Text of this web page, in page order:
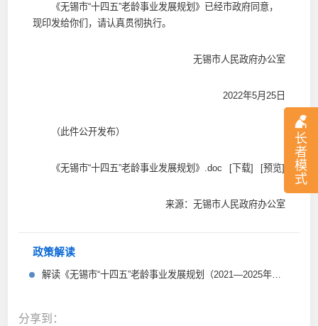
长
者
模
式
《无锡市“十四五”老龄事业发展规划》已经市政府同意，
现印发给你们，请认真贯彻执行。
无锡市人民政府办公室
2022年5月25日
（此件公开发布）
《无锡市“十四五”老龄事业发展规划》.doc [下载] [预览]
来源：无锡市人民政府办公室
政策解读
分享到：